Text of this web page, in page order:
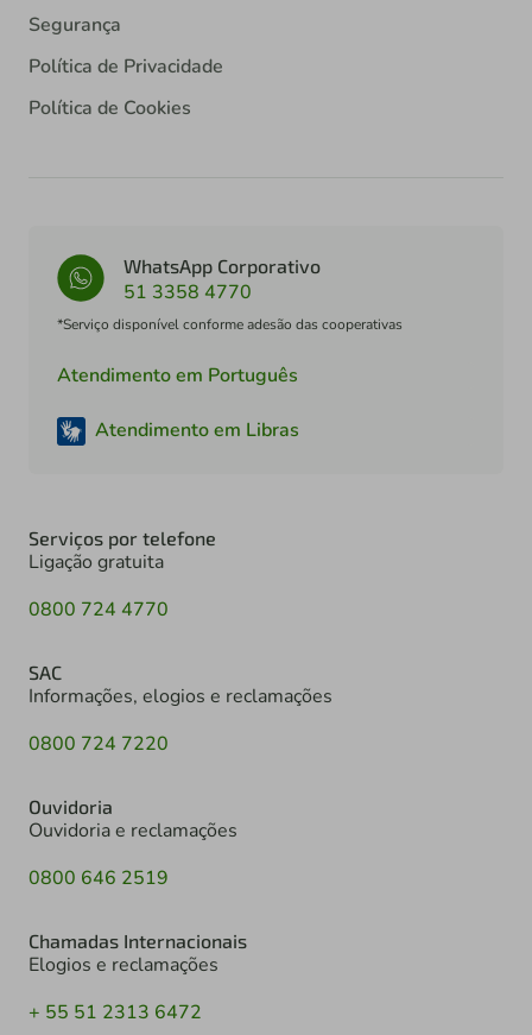
Segurança
Política de Privacidade
Política de Cookies
WhatsApp Corporativo
51 3358 4770
*Serviço disponível conforme adesão das cooperativas
Atendimento em Português
Atendimento em Libras
Serviços por telefone
Ligação gratuita
0800 724 4770
SAC
Informações, elogios e reclamações
0800 724 7220
Ouvidoria
Ouvidoria e reclamações
0800 646 2519
Chamadas Internacionais
Elogios e reclamações
+ 55 51 2313 6472